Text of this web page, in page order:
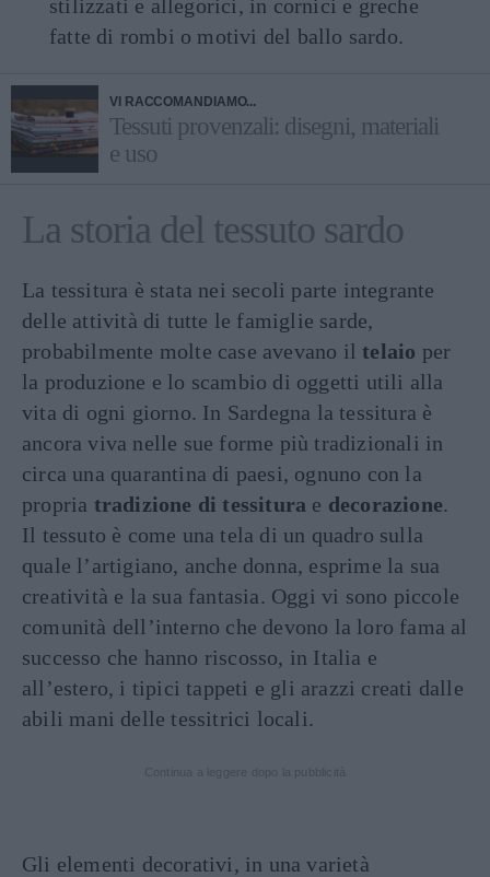
stilizzati e allegorici, in cornici e greche
fatte di rombi o motivi del ballo sardo.
VI RACCOMANDIAMO...
Tessuti provenzali: disegni, materiali
e uso
La storia del tessuto sardo
La tessitura è stata nei secoli parte integrante
delle attività di tutte le famiglie sarde,
probabilmente molte case avevano iltelaio per
la produzione e lo scambio di oggetti utili alla
vita di ogni giorno. In Sardegna la tessitura è
ancora viva nelle sue forme più tradizionali in
circa una quarantina di paesi, ognuno con la
propria tradizione di tessitura e decorazione.
Il tessuto è come una tela di un quadro sulla
quale l’artigiano, anche donna, esprime la sua
creatività e la sua fantasia. Oggi vi sono piccole
comunità dell’interno che devono la loro fama al
successo che hanno riscosso, in Italia e
all’estero, i tipici tappeti e gli arazzi creati dalle
abili mani delle tessitrici locali.
Gli elementi decorativi, in una varietà